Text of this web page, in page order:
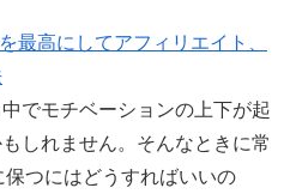
最高にしてアフィリエイト、
でモチベーションの上下が起
しれません。そんなときに常
つにはどうすればいいの